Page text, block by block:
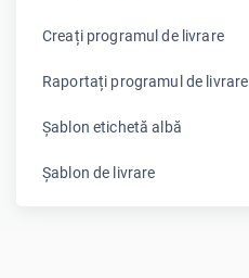
Creați programul de livrare
Raportați programul de livrare
Șablon etichetă albă
Șablon de livrare